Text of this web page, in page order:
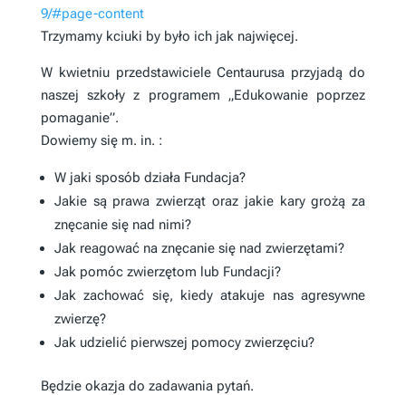
9/#page-content
Trzymamy kciuki by było ich jak najwięcej.
W kwietniu przedstawiciele Centaurusa przyjadą do
naszej szkoły z programem „Edukowanie poprzez
pomaganie”.
Dowiemy się m. in. :
W jaki sposób działa Fundacja?
Jakie są prawa zwierząt oraz jakie kary grożą za
znęcanie się nad nimi?
Jak reagować na znęcanie się nad zwierzętami?
Jak pomóc zwierzętom lub Fundacji?
Jak zachować się, kiedy atakuje nas agresywne
zwierzę?
Jak udzielić pierwszej pomocy zwierzęciu?
Będzie okazja do zadawania pytań.